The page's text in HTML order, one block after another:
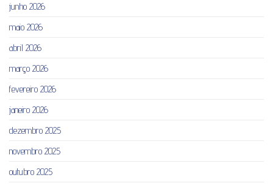
junho 2026
maio 2026
abril 2026
março 2026
fevereiro 2026
janeiro 2026
dezembro 2025
novembro 2025
outubro 2025